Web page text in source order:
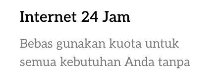
Internet 24 Jam
Bebas gunakan kuota untuk
semua kebutuhan Anda tanpa